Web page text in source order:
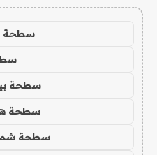
سطحة
سطحة
سطحة
سطحة